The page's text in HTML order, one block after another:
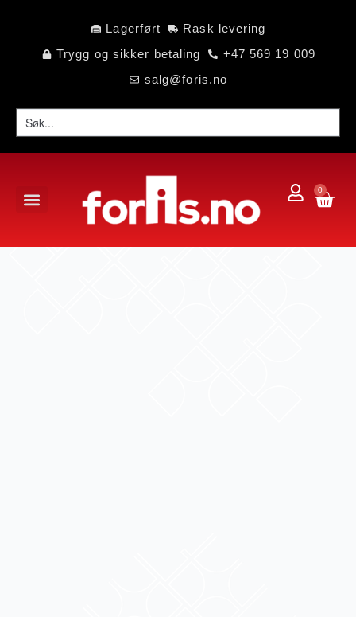
Lagerført
Rask levering
Trygg og sikker betaling
+47 569 19 009
salg@foris.no
0